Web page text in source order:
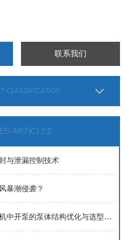
联系我们
CLASSIFICATION
ARTICLES
与泄漏控制技术​
暴潮侵袭？
大流量需求专用：柴油机中开泵的泵体结构优化与选型策略